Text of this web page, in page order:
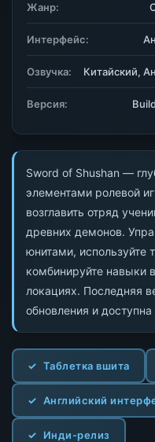
Sword of Shushan —
элементами ролевой
возглавить отряд
древних демонов.
юнитами, используйте
комбинируйте навыки
локациях. Последняя
обновления и
Таблетка вшита
Английский
Инди-релиз
Жанр:
Интерфейс:
Озвучка: Китайский,
Версия: